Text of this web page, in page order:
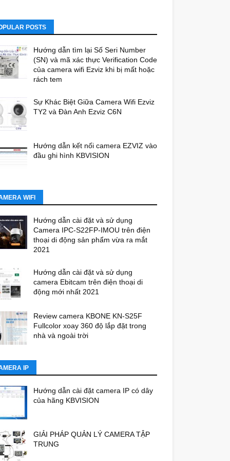
POSTS
Hướng dẫn tìm lại Số Seri Number
(SN) và mã xác thực Verification Code
của camera wifi Ezviz khi bị mất hoặc
rách tem
Sự Khác Biệt Giữa Camera Wifi Ezviz
TY2 và Đàn Anh Ezviz C6N
Hướng dẫn kết nối camera EZVIZ vào
đầu ghi hình KBVISION
WIFI
Hướng dẫn cài đặt và sử dụng
Camera IPC-S22FP-IMOU trên điện
thoại di động sản phẩm vừa ra mắt
2021
Hướng dẫn cài đặt và sử dụng
camera Ebitcam trên điện thoại di
động mới nhất 2021
Review camera KBONE KN-S25F
Fullcolor xoay 360 độ lắp đặt trong
nhà và ngoài trời
IP
Hướng dẫn cài đặt camera IP có dây
của hãng KBVISION
GIẢI PHÁP QUẢN LÝ CAMERA TẬP
TRUNG